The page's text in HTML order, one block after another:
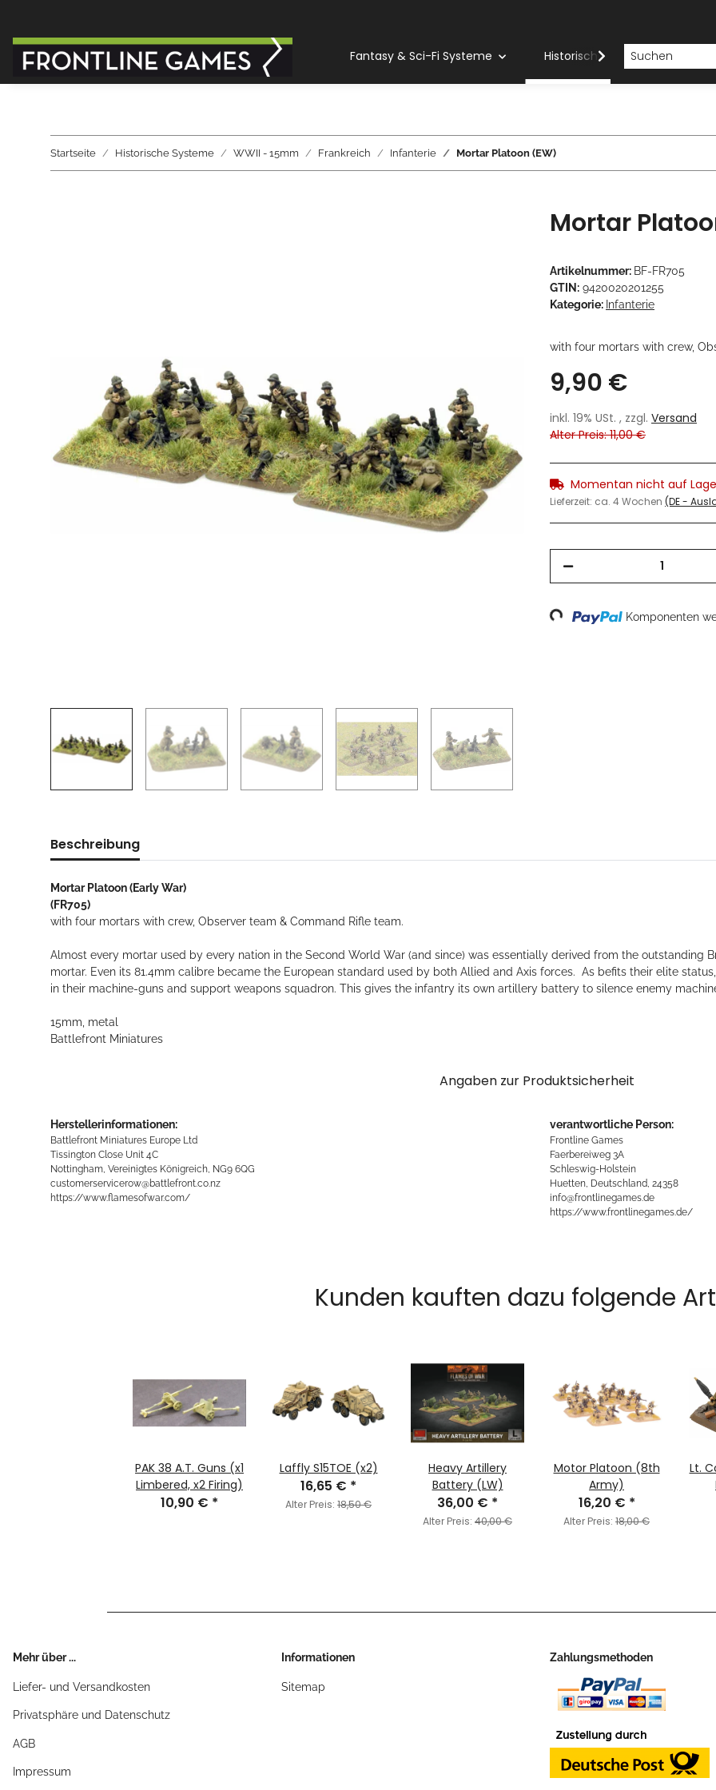
Fantasy & Sci-Fi Systeme Historische Systeme
Startseite Historische Systeme WWII - 15mm Frankreich Infanterie Mortar Platoon (EW)
Mortar
Artikelnummer: BF-FR705
GTIN: 9420020201255
Kategorie: Infanterie
with four mortars with crew,
9,90 €
inkl. 19% USt. , zzgl. Versand
Alter Preis: 11,00 €
Momentan nicht auf
Lieferzeit: ca. 4 Wochen (DE -
Loading... Komponenten
Beschreibung
Mortar Platoon(Early War)
(FR705)
with four mortars with crew, Observer team & Command Rifle team.
Almost every mortar used by every nation in the Second World War (and since) was essentially derived from the outstanding
mortar. Even its 81.4mm calibre became the European standard used by both Allied and Axis forces. As befits their elite
in their machine-guns and support weapons squadron. This gives the infantry its own artillery battery to silence enemy
15mm, metal
Battlefront Miniatures
Angaben zur Produktsicherheit
Herstellerinformationen:
Battlefront Miniatures Europe Ltd
Tissington Close Unit 4C
Nottingham, Vereinigtes Königreich, NG9 6QG
customerservicerow@battlefront.co.nz
https://www.flamesofwar.com/
verantwortliche Person:
Frontline Games
Faerbereiweg 3A
Schleswig-Holstein
Huetten, Deutschland, 24358
info@frontlinegames.de
https://www.frontlinegames.de/
Kunden kauften dazu folgende
PAK 38 A.T. Guns (x1
Limbered, x2 Firing)
10,90 € *
Laffly S15TOE (x2)
16,65 € *
Alter Preis: 18,50 €
Heavy Artillery
Battery (LW)
36,00 € *
Alter Preis: 40,00 €
Motor Platoon (8th
Army)
16,20 € *
Alter Preis: 18,00 €
Lt.
Mehr über ...
Liefer- und Versandkosten
Privatsphäre und Datenschutz
AGB
Impressum
Informationen
Sitemap
Zahlungsmethoden